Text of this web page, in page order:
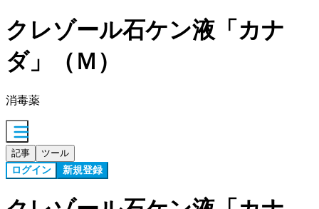
クレゾール石ケン液「カナ
ダ」（Ｍ）
消毒薬
記事 ツール
ログイン 新規登録